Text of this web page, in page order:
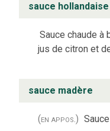
sauce hollandaise
Sauce chaude à
jus de citron et
sauce madère
(en appos.)